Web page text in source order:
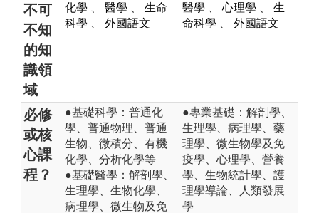
不可
不知
的知
識領
域
化學 醫學
生命
科學
外國語文
醫學 心理學
生
命科學
外國語文
必修
或核
心課
程？
●基礎科學：普通化
學、普通物理、普通
生物、微積分、有機
化學、分析化學等
●基礎醫學：解剖學、
生理學、生物化學、
病理學、微生物及免
●專業基礎：解剖學、
生理學、病理學、藥
理學、微生物學及免
疫學、心理學、營養
學、生物統計學、護
理學導論、人類發展
學